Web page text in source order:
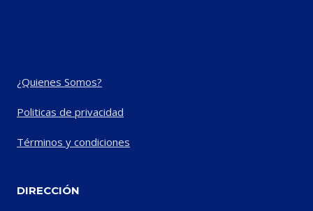
¿Quienes Somos?
Politicas de privacidad
Términos y condiciones
DIRECCIÓN